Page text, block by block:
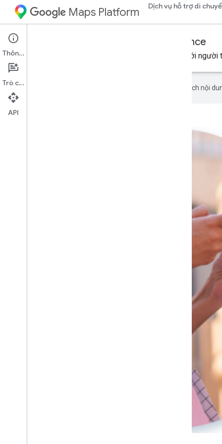
Maps Platform Dịch vụ hỗ trợ di
Mobility Services Consumer experience
Chia sẻ tiến trình của đơn đặt hàng hoặc chuyến đi với
Google sử dụng công nghệ AI để dịch nội
Thông tin
Trò chuyện
API